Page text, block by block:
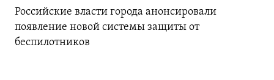
Российские власти города анонсировали
появление новой системы защиты от
беспилотников